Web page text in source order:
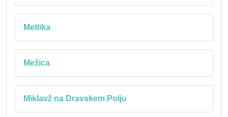
Metlika
Mežica
Miklavž na Dravskem Polju